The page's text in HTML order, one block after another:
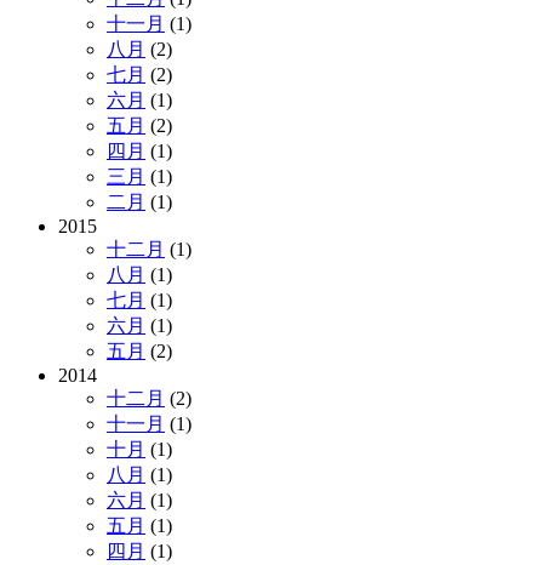
十一月 (1)
八月 (2)
七月 (2)
六月 (1)
五月 (2)
四月 (1)
三月 (1)
二月 (1)
2015
十二月 (1)
八月 (1)
七月 (1)
六月 (1)
五月 (2)
2014
十二月 (2)
十一月 (1)
十月 (1)
八月 (1)
六月 (1)
五月 (1)
四月 (1)